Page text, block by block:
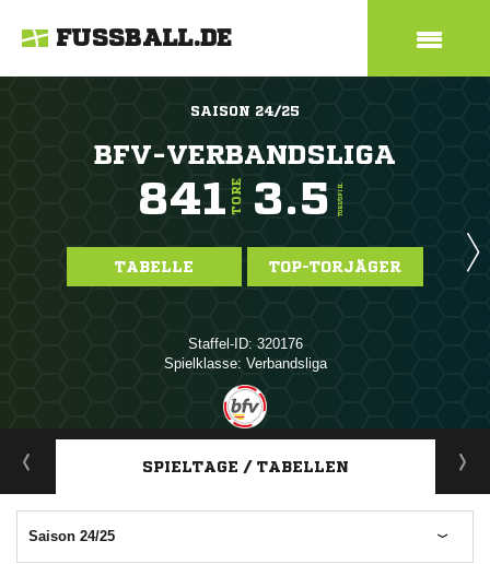
FUSSBALL.DE
SAISON 24/25
BFV-VERBANDSLIGA
841TORE 3.5 TORE/SPIEL
TABELLE TOP-TORJÄGER
Staffel-ID: 320176
Spielklasse: Verbandsliga
ANZEIGE
SPIELTAGE / TABELLEN
Saison 24/25